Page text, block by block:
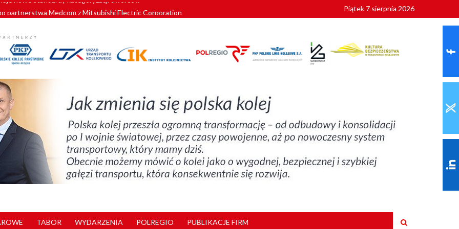
partnerstwa Medcom z Mitsubishi Electric Corporation
znów szuka dostawcy nowych EZT
kolejowych w północnej Wielkopolsce. Łatwiejsze dojazdy do pracy i szkoły
nowe standardy kategoryzacji dworców
Piątek 7 sierpnia 2026
TABOR WYDARZENIA POLREGIO PUBLIKACJE FIRM